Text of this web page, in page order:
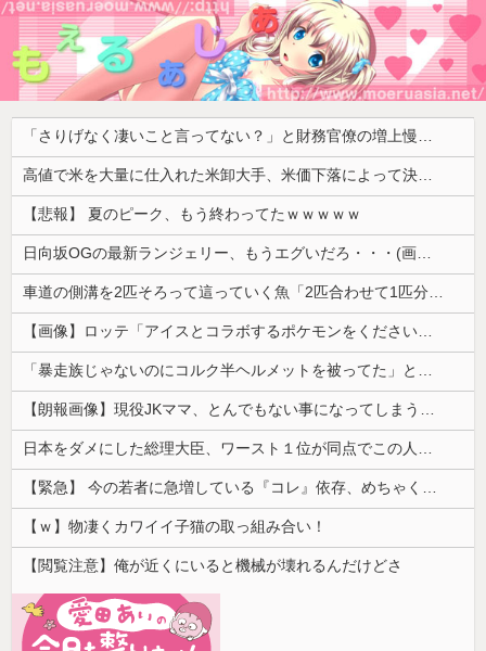
「さりげなく凄いこと言ってない？」と財務官僚の増上慢っぷりに衝撃を受ける人が続出、なぜ官僚にすぎない財務省が……
高値で米を大量に仕入れた米卸大手、米価下落によって決算が凄まじいことになっている模様
【悲報】 夏のピーク、もう終わってたｗｗｗｗｗ
日向坂OGの最新ランジェリー、もうエグいだろ・・・(画像どーん)
車道の側溝を2匹そろって這っていく魚「2匹合わせて1匹分のバカ」【海外の反応】
【画像】ロッテ「アイスとコラボするポケモンをください」ポケモン公式「しょうがねえなぁ」
「暴走族じゃないのにコルク半ヘルメットを被ってた」と因縁つけて暴行 少年らと父親(37)逮捕
【朗報画像】現役JKママ、とんでもない事になってしまうｗｗｗｗｗｗｗｗｗｗｗｗ 【Pickup07091604】
日本をダメにした総理大臣、ワースト１位が同点でこの人ｗｗｗｗｗｗ
【緊急】 今の若者に急増している『コレ』依存、めちゃくちゃ深刻な模様w w w w w w w w w w
【ｗ】物凄くカワイイ子猫の取っ組み合い！
【閲覧注意】俺が近くにいると機械が壊れるんだけどさ